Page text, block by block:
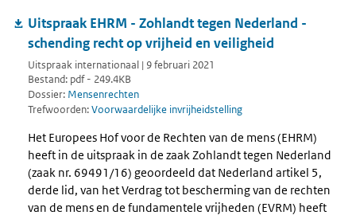
Uitspraak EHRM - Zohlandt tegen Nederland -
schending recht op vrijheid en veiligheid
Uitspraak internationaal | 9 februari 2021
Bestand: pdf - 249.4KB
Dossier: Mensenrechten
Trefwoorden:Voorwaardelijke invrijheidstelling
Het Europees Hof voor de Rechten van de mens (EHRM)
heeft in de uitspraak in de zaak Zohlandt tegen Nederland
(zaak nr. 69491/16) geoordeeld dat Nederland artikel 5,
derde lid, van het Verdrag tot bescherming van de rechten
van de mens en de fundamentele vrijheden (EVRM) heeft